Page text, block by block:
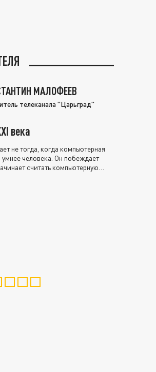
МАЛОФЕЕВ
телеканала "Царьград"
века
не тогда, когда компьютерная
умнее человека. Он побеждает
считать компьютерную